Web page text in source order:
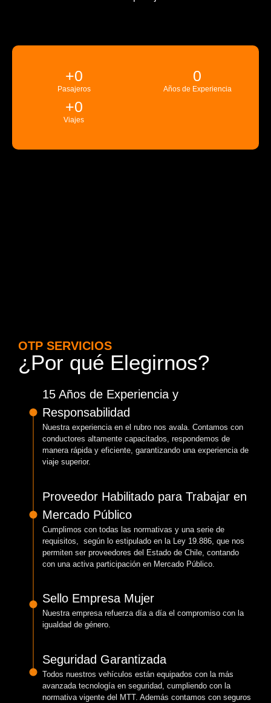
Pasajeros
+0
Años de Experiencia
0
Viajes
+0
OTP SERVICIOS
¿Por qué Elegirnos?
15 Años de Experiencia y
Responsabilidad
Nuestra experiencia en el rubro nos avala. Contamos con
conductores altamente capacitados, respondemos de
manera rápida y eficiente, garantizando una experiencia de
viaje superior.
Proveedor Habilitado para Trabajar en
Mercado Público
Cumplimos con todas las normativas y una serie de
requisitos, según lo estipulado en la Ley 19.886, que nos
permiten ser proveedores del Estado de Chile, contando
con una activa participación en Mercado Público.
Sello Empresa Mujer
Nuestra empresa refuerza día a día el compromiso con la
igualdad de género.
Seguridad Garantizada
Todos nuestros vehículos están equipados con la más
avanzada tecnología en seguridad, cumpliendo con la
normativa vigente del MTT. Además contamos con seguros